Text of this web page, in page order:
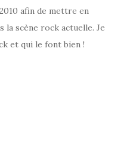
afin de mettre en
la scène rock actuelle. Je
et qui le font bien !